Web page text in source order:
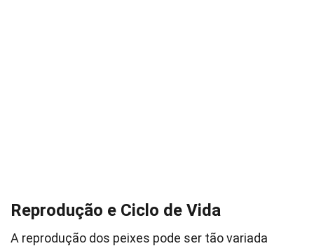
Reprodução e Ciclo de Vida
A reprodução dos peixes pode ser tão variada